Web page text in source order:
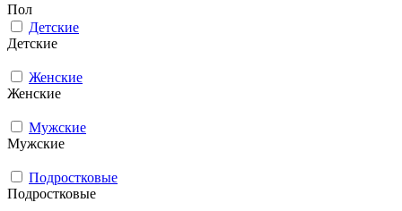
Пол
Детские
Детские
Женские
Женские
Мужcкие
Мужcкие
Подростковые
Подростковые